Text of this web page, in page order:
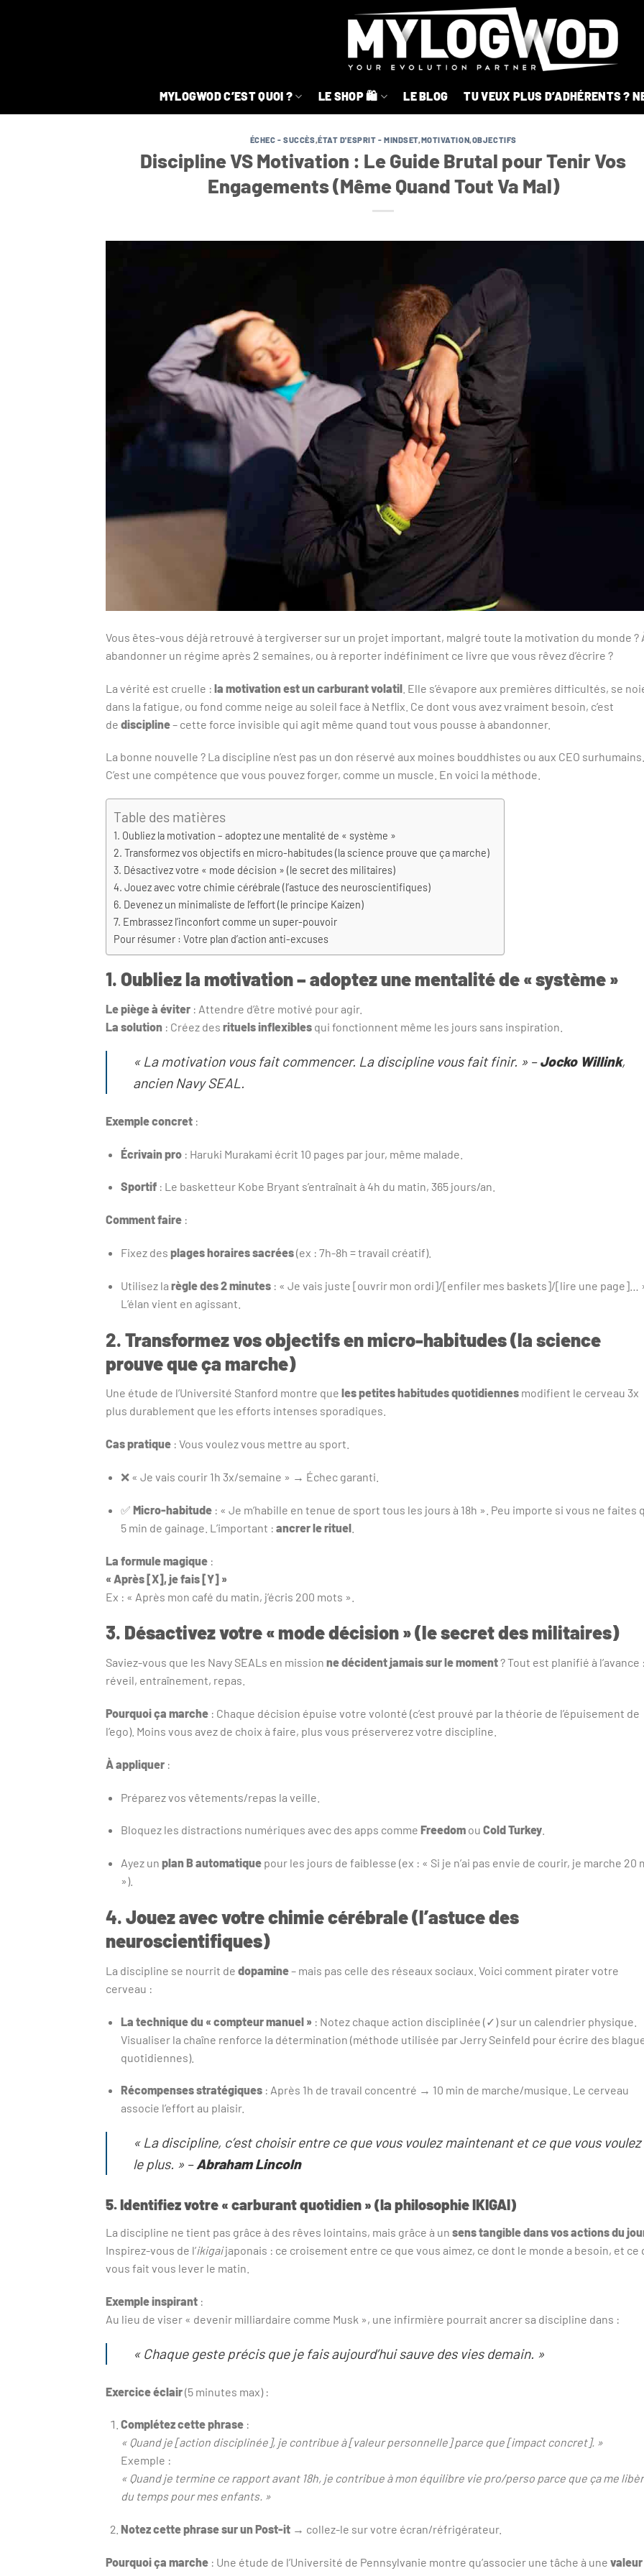
MYLOGWOD C’EST QUOI ? LE SHOP 🛍️ LE BLOG TU VEUX PLUS D’ADHÉRENTS ?
ÉCHEC - SUCCÈS,ÉTAT D'ESPRIT - MINDSET,MOTIVATION,OBJECTIFS
Discipline VS Motivation : Le Guide Brutal pour Tenir Vos
Engagements (Même Quand Tout Va Mal)
Vous êtes-vous déjà retrouvé à tergiverser sur un projet important, malgré toute la motivation du monde ?
abandonner un régime après 2 semaines, ou à reporter indéfiniment ce livre que vous rêvez d’écrire ?
La vérité est cruelle : la motivation est un carburant volatil . Elle s’évapore aux premières difficultés, se
dans la fatigue, ou fond comme neige au soleil face à Netflix. Ce dont vous avez vraiment besoin, c’est
de discipline– cette force invisible qui agit même quand tout vous pousse à abandonner.
La bonne nouvelle ? La discipline n’est pas un don réservé aux moines bouddhistes ou aux CEO surhumains.
C’est une compétence que vous pouvez forger, comme un muscle. En voici la méthode.
Table des matières
1. Oubliez la motivation – adoptez une mentalité de « système »
2. Transformez vos objectifs en micro-habitudes (la science prouve que ça marche)
3. Désactivez votre « mode décision » (le secret des militaires)
4. Jouez avec votre chimie cérébrale (l’astuce des neuroscientifiques)
6. Devenez un minimaliste de l’effort (le principe Kaizen)
7. Embrassez l’inconfort comme un super-pouvoir
Pour résumer : Votre plan d’action anti-excuses
1.Oubliez la motivation – adoptez une mentalité de « système »
Le piège à éviter : Attendre d’être motivé pour agir.
La solution : Créez des rituels inflexibles qui fonctionnent même les jours sans inspiration.
« La motivation vous fait commencer. La discipline vous fait finir. » –Jocko Willink,
ancien Navy SEAL.
Exemple concret :
Écrivain pro: Haruki Murakami écrit 10 pages par jour, même malade.
Sportif: Le basketteur Kobe Bryant s’entraînait à 4h du matin, 365 jours/an.
Comment faire :
Fixez des plages horaires sacrées(ex : 7h-8h = travail créatif).
Utilisez la règle des 2 minutes: « Je vais juste [ouvrir mon ordi]/[enfiler mes baskets]/[lire une page]…
L’élan vient en agissant.
2.Transformez vos objectifs en micro-habitudes (la science
prouve que ça marche)
Une étude de l’Université Stanford montre que les petites habitudes quotidiennes modifient le cerveau 3x
plus durablement que les efforts intenses sporadiques.
Cas pratique : Vous voulez vous mettre au sport.
❌ « Je vais courir 1h 3x/semaine » → Échec garanti.
✅ Micro-habitude: « Je m’habille en tenue de sport tous les jours à 18h ». Peu importe si vous ne faites
5 min de gainage. L’important : ancrer le rituel.
La formule magique :
« Après [X], je fais [Y] »
Ex : « Après mon café du matin, j’écris 200 mots ».
3. Désactivez votre « mode décision » (le secret des militaires)
Saviez-vous que les Navy SEALs en mission ne décident jamais sur le moment? Tout est planifié à l’avance
réveil, entraînement, repas.
Pourquoi ça marche : Chaque décision épuise votre volonté (c’est prouvé par la théorie de l’épuisement de
l’ego). Moins vous avez de choix à faire, plus vous préserverez votre discipline.
À appliquer :
Préparez vos vêtements/repas la veille.
Bloquez les distractions numériques avec des apps comme Freedomou Cold Turkey.
Ayez un plan B automatiquepour les jours de faiblesse (ex : « Si je n’ai pas envie de courir, je marche 20
»).
4.Jouez avec votre chimie cérébrale (l’astuce des
neuroscientifiques)
La discipline se nourrit de dopamine– mais pas celle des réseaux sociaux. Voici comment pirater votre
cerveau :
La technique du « compteur manuel » : Notez chaque action disciplinée (✓) sur un calendrier physique.
Visualiser la chaîne renforce la détermination (méthode utilisée par Jerry Seinfeld pour écrire des
quotidiennes).
Récompenses stratégiques: Après 1h de travail concentré → 10 min de marche/musique. Le cerveau
associe l’effort au plaisir.
« La discipline, c’est choisir entre ce que vous voulez maintenant et ce que vous voulez
le plus. » –Abraham Lincoln
5. Identifiez votre « carburant quotidien » (la philosophie IKIGAI)
La discipline ne tient pas grâce à des rêves lointains, mais grâce à un sens tangible dans vos actions du
Inspirez-vous de l’ikigaijaponais : ce croisement entre ce que vous aimez, ce dont le monde a besoin, et ce
vous fait vous lever le matin.
Exemple inspirant :
Au lieu de viser « devenir milliardaire comme Musk », une infirmière pourrait ancrer sa discipline dans :
« Chaque geste précis que je fais aujourd’hui sauve des vies demain. »
Exercice éclair(5 minutes max) :
Complétez cette phrase:
« Quand je [action disciplinée], je contribue à [valeur personnelle] parce que [impact concret]. »
Exemple :
« Quand je termine ce rapport avant 18h, je contribue à mon équilibre vie pro/perso parce que ça me
du temps pour mes enfants. »
Notez cette phrase sur un Post-it→ collez-le sur votre écran/réfrigérateur.
Pourquoi ça marche : Une étude de l’Université de Pennsylvanie montre qu’associer une tâche à une valeur